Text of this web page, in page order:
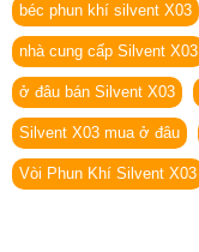
béc phun khí silvent X03
nhà cung cấp Silvent X03
ở đâu bán Silvent X03
Silvent X03 mua ở đâu
Vòi Phun Khí Silvent X03